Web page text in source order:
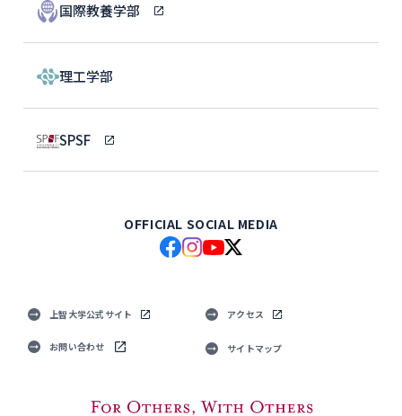
国際教養学部
理工学部
SPSF
OFFICIAL SOCIAL MEDIA
上智大学公式サイト アクセス
お問い合わせ サイトマップ